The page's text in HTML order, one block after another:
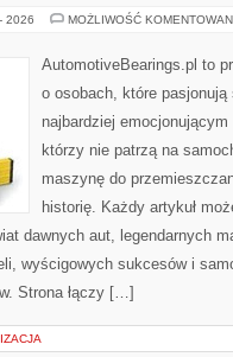
2026 MOŻLIWOŚĆ
AutomotiveBearings.pl to
o osobach, które
najbardziej
którzy nie patrzą na
maszynę do
historię. Każdy artykuł
dawnych aut, legendarnych
wyścigowych sukcesów i
Strona łączy […]